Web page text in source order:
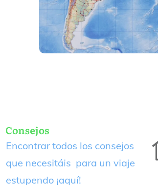
Consejos
Encontrar todos los consejos
que necesitáis para un viaje
estupendo ¡aquí!